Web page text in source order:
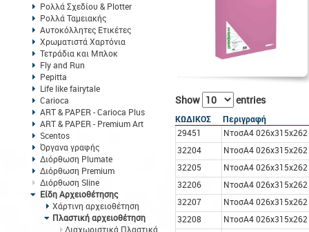
Ρολλά Σχεδίου & Plotter
Ρολλά Ταμειακής
Αυτοκόλλητες Ετικέτες
Χρωματιστά Χαρτόνια
Τετράδια και Μπλοκ
Fly and Run
Pepitta
Life like fairytale
Carioca
ART & PAPER - Carioca Plus
ART & PAPER - Premium Art
Scentos
Όργανα γραφής
Διόρθωση Plumate
Διόρθωση Premium
Διόρθωση Sline
Είδη Αρχειοθέτησης
Χάρτινη αρχειοθέτηση
Πλαστική αρχειοθέτηση
Διαχωριστικά Πλαστικά
Show entries
ΚΩΔΙΚΟΣ
Περιγραφή
29451
ΝτοσA4
32204
ΝτοσA4
32205
ΝτοσA4
32206
ΝτοσA4 026x315x262
32207
ΝτοσA4
32208
ΝτοσA4